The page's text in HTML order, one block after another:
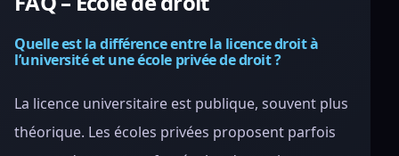
Quelle est la différence entre la licence droit à
l’université et une école privée de droit ?
La licence universitaire est publique, souvent plus
théorique. Les écoles privées proposent parfois